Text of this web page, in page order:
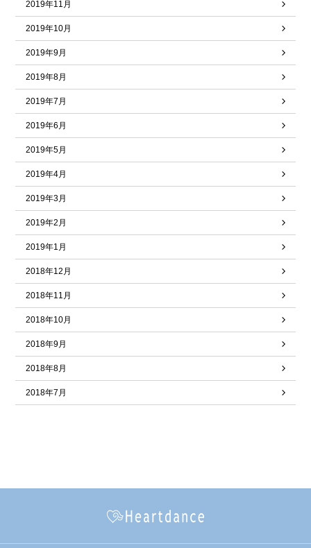
2019年11月
2019年10月
2019年9月
2019年8月
2019年7月
2019年6月
2019年5月
2019年4月
2019年3月
2019年2月
2019年1月
2018年12月
2018年11月
2018年10月
2018年9月
2018年8月
2018年7月